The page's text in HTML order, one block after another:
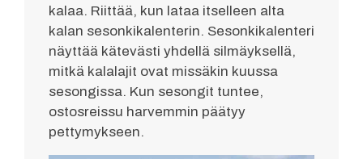
kalaa. Riittää, kun lataa itselleen alta
kalan sesonkikalenterin. Sesonkikalenteri
näyttää kätevästi yhdellä silmäyksellä,
mitkä kalalajit ovat missäkin kuussa
sesongissa. Kun sesongit tuntee,
ostosreissu harvemmin päätyy
pettymykseen.